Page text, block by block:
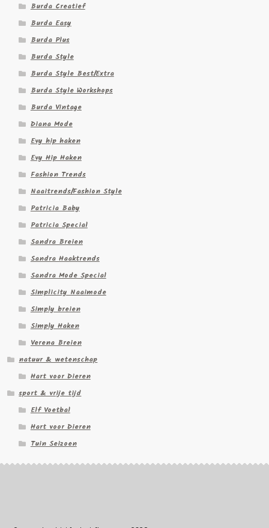
Burda Creatief
Burda Easy
Burda Plus
Burda Style
Burda Style Best/Extra
Burda Style Workshops
Burda Vintage
Diana Mode
Evy hip haken
Evy Hip Haken
Fashion Trends
Naaitrends/Fashion Style
Patricia Baby
Patricia Special
Sandra Breien
Sandra Haaktrends
Sandra Mode Special
Simplicity Naaimode
Simply breien
Simply Haken
Verena Breien
natuur & wetenschap
Hart voor Dieren
sport & vrije tijd
Elf Voetbal
Hart voor Dieren
Tuin Seizoen